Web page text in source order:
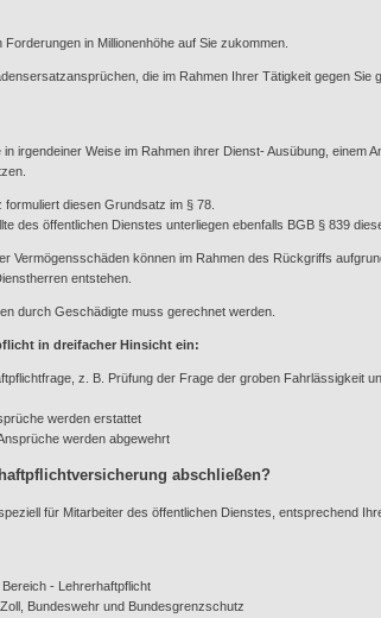
in Millionenhöhe auf Sie zukommen.
die im Rahmen Ihrer Tätigkeit gegen Sie
irgendeiner Weise im Rahmen ihrer Dienst- Ausübung, einem
diesen Grundsatz im § 78.
des öffentlichen Dienstes unterliegen ebenfalls BGB § 839
Vermögensschäden können im Rahmen des Rückgriffs
entstehen.
durch Geschädigte muss gerechnet werden.
in dreifacher Hinsicht ein:
z. B. Prüfung der Frage der groben Fahrlässigkeit
werden erstattet
werden abgewehrt
abschließen?
für Mitarbeiter des öffentlichen Dienstes, entsprechend
- Lehrerhaftpflicht
Bundeswehr und Bundesgrenzschutz